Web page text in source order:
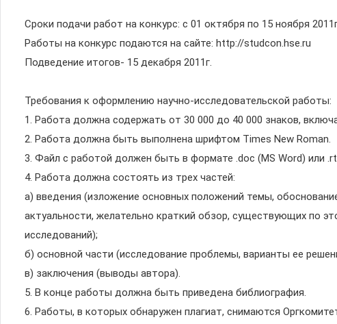
Сроки подачи работ на конкурс: с 01 октября по 15 ноября
Работы на конкурс подаются на сайте: http://studcon.hse.ru
Подведение итогов- 15 декабря 2011г.
Требования к оформлению научно-исследовательской работы:
1. Работа должна содержать от 30 000 до 40 000 знаков,
2. Работа должна быть выполнена шрифтом Times New Roman.
3. Файл с работой должен быть в формате .doc (MS Word) или
4. Работа должна состоять из трех частей:
а) введения (изложение основных положений темы,
актуальности, желательно краткий обзор, существующих по
исследований);
б) основной части (исследование проблемы, варианты ее
в) заключения (выводы автора).
5. В конце работы должна быть приведена библиография.
6. Работы, в которых обнаружен плагиат, снимаются